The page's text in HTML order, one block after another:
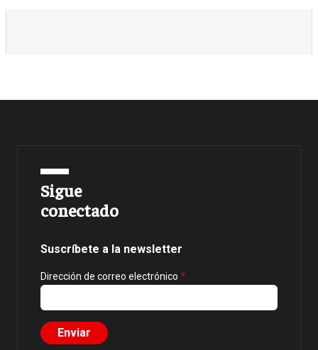
Sigue
conectado
Suscríbete a la newsletter
Dirección de correo electrónico